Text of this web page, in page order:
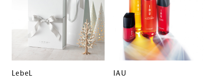
LebeL IAU